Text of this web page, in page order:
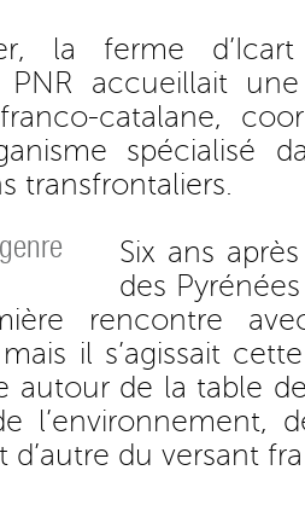
la ferme
PNR accueillait
catalane,
spécialisé
transfrontaliers.
Six ans
des
rencontre
il s’agissait
autour de la table
l’environnement,
d’autre du versant